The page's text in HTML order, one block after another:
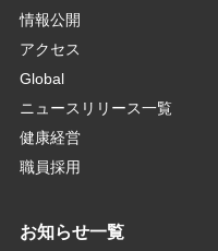
情報公開
アクセス
Global
ニュースリリース一覧
健康経営
職員採用
お知らせ一覧